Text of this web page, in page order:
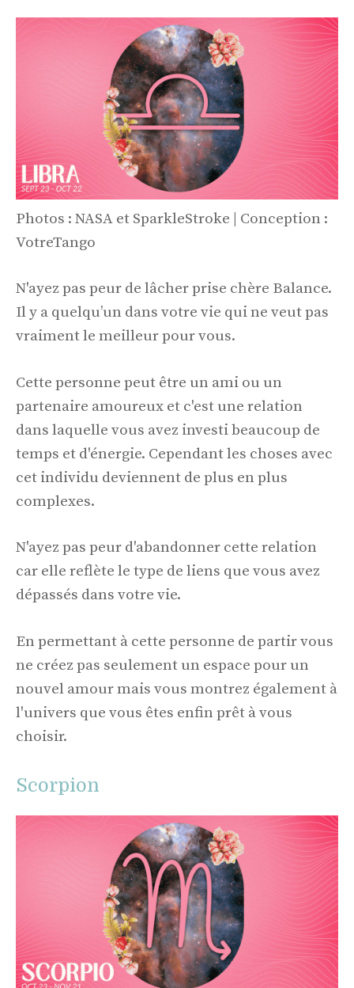
Photos : NASA et SparkleStroke | Conception :
VotreTango
N'ayez pas peur de lâcher prise chère Balance.
Il y a quelqu’un dans votre vie qui ne veut pas
vraiment le meilleur pour vous.
Cette personne peut être un ami ou un
partenaire amoureux et c'est une relation
dans laquelle vous avez investi beaucoup de
temps et d'énergie. Cependant les choses avec
cet individu deviennent de plus en plus
complexes.
N'ayez pas peur d'abandonner cette relation
car elle reflète le type de liens que vous avez
dépassés dans votre vie.
En permettant à cette personne de partir vous
ne créez pas seulement un espace pour un
nouvel amour mais vous montrez également à
l'univers que vous êtes enfin prêt à vous
choisir.
Scorpion